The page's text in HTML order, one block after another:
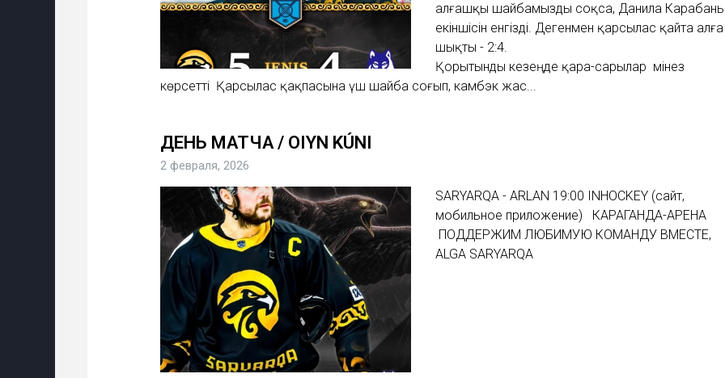
алғашқы шайбамызды соқса, Данила Карабань
екіншісін енгізді. Дегенмен қарсылас қайта алға
шықты - 2:4.
Қорытынды кезеңде қара-сарылар мінез
көрсетті Қарсылас қақпасына үш шайба соғып, камбэк жас...
ДЕНЬ МАТЧА / OIYN KÚNI
2 февраля, 2026
SARYARQA - ARLAN 19:00 INHOCKEY (сайт,
мобильное приложение) КАРАГАНДА-АРЕНА
ПОДДЕРЖИМ ЛЮБИМУЮ КОМАНДУ ВМЕСТЕ,
ALGA SARYARQA